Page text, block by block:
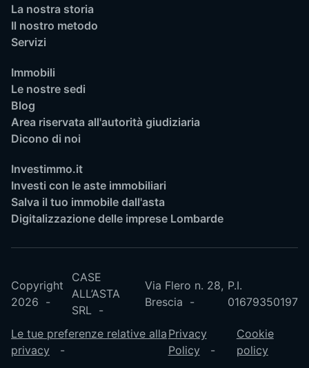
La nostra storia
Il nostro metodo
Servizi
Immobili
Le nostre sedi
Blog
Area riservata all'autorità giudiziaria
Dicono di noi
Investimmo.it
Investi con le aste immobiliari
Salva il tuo immobile dall'asta
Digitalizzazione delle imprese Lombarde
Copyright
2026
CASE
ALL’ASTA
SRL
Via Flero n. 28,
Brescia
P.I.
01679350197
Le tue preferenze relative alla
privacy
Privacy
Policy
Cookie
policy